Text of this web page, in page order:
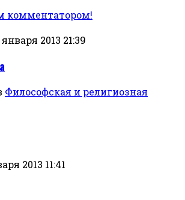
комментатором!
2013 21:39
Философская и религиозная
2013 11:41